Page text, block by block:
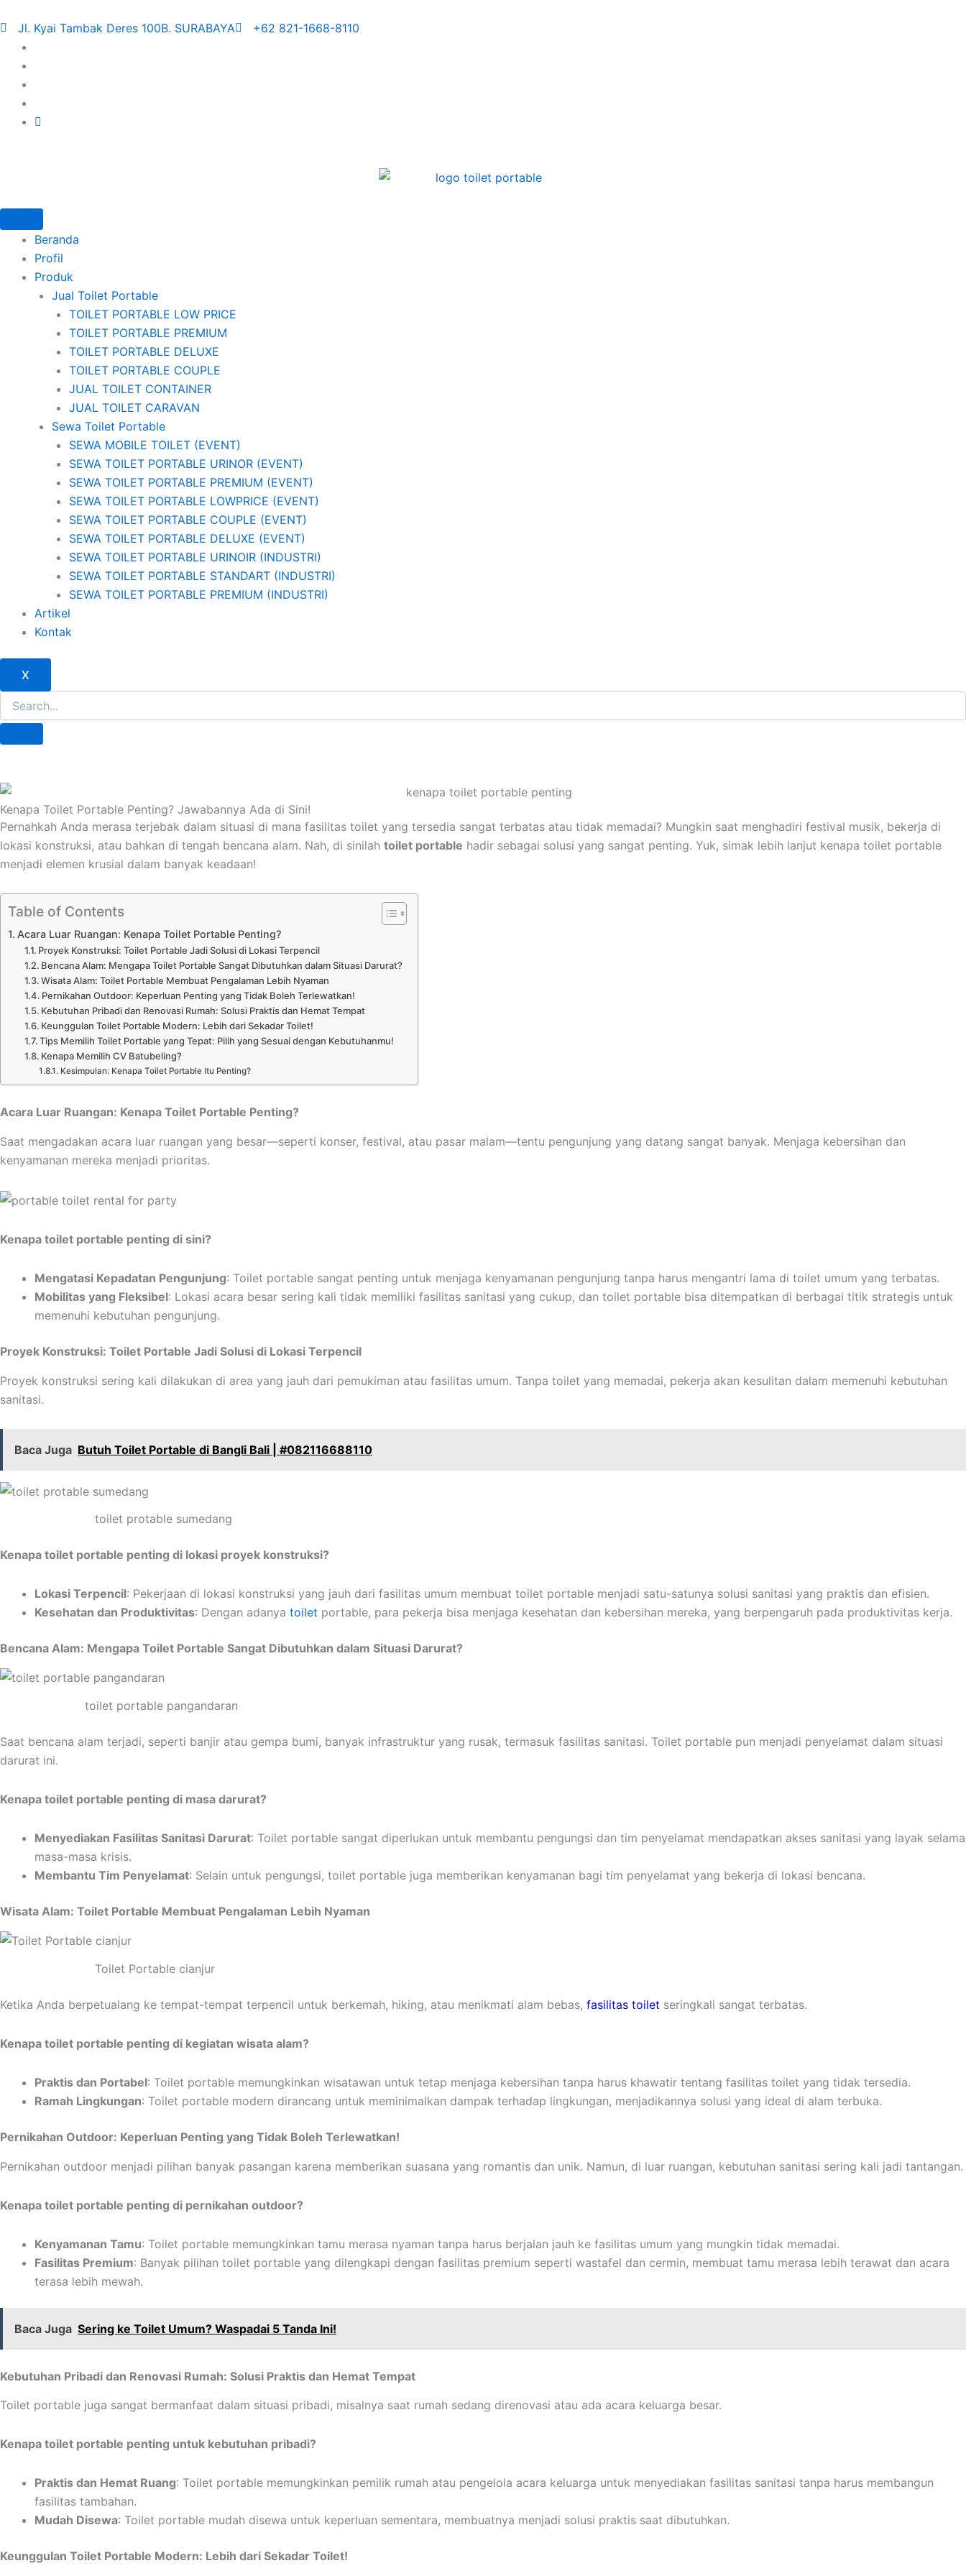
to
content
Jl. Kyai Tambak Deres 100B. SURABAYA +62 821-1668-8110
Beranda
Profil
Produk
Jual Toilet Portable
TOILET PORTABLE LOW PRICE
TOILET PORTABLE PREMIUM
TOILET PORTABLE DELUXE
TOILET PORTABLE COUPLE
JUAL TOILET CONTAINER
JUAL TOILET CARAVAN
Sewa Toilet Portable
SEWA MOBILE TOILET (EVENT)
SEWA TOILET PORTABLE URINOR (EVENT)
SEWA TOILET PORTABLE PREMIUM (EVENT)
SEWA TOILET PORTABLE LOWPRICE (EVENT)
SEWA TOILET PORTABLE COUPLE (EVENT)
SEWA TOILET PORTABLE DELUXE (EVENT)
SEWA TOILET PORTABLE URINOIR (INDUSTRI)
SEWA TOILET PORTABLE STANDART (INDUSTRI)
SEWA TOILET PORTABLE PREMIUM (INDUSTRI)
Artikel
Kontak
X
Kenapa Toilet Portable Penting? Jawabannya Ada di Sini!
Pernahkah Anda merasa terjebak dalam situasi di mana fasilitas toilet yang tersedia sangat terbatas atau tidak memadai? Mungkin saat menghadiri festival musik, bekerja di
lokasi konstruksi, atau bahkan di tengah bencana alam. Nah, di sinilah toilet portable hadir sebagai solusi yang sangat penting. Yuk, simak lebih lanjut kenapa toilet portable
menjadi elemen krusial dalam banyak keadaan!
Table of Contents
Acara Luar Ruangan: Kenapa Toilet Portable Penting?
Proyek Konstruksi: Toilet Portable Jadi Solusi di Lokasi Terpencil
Bencana Alam: Mengapa Toilet Portable Sangat Dibutuhkan dalam Situasi Darurat?
Wisata Alam: Toilet Portable Membuat Pengalaman Lebih Nyaman
Pernikahan Outdoor: Keperluan Penting yang Tidak Boleh Terlewatkan!
Kebutuhan Pribadi dan Renovasi Rumah: Solusi Praktis dan Hemat Tempat
Keunggulan Toilet Portable Modern: Lebih dari Sekadar Toilet!
Tips Memilih Toilet Portable yang Tepat: Pilih yang Sesuai dengan Kebutuhanmu!
Kenapa Memilih CV Batubeling?
Kesimpulan: Kenapa Toilet Portable Itu Penting?
Acara Luar Ruangan: Kenapa Toilet Portable Penting?
Saat mengadakan acara luar ruangan yang besar—seperti konser, festival, atau pasar malam—tentu pengunjung yang datang sangat banyak. Menjaga kebersihan dan
kenyamanan mereka menjadi prioritas.
Kenapa toilet portable penting di sini?
Mengatasi Kepadatan Pengunjung: Toilet portable sangat penting untuk menjaga kenyamanan pengunjung tanpa harus mengantri lama di toilet umum yang terbatas.
Mobilitas yang Fleksibel: Lokasi acara besar sering kali tidak memiliki fasilitas sanitasi yang cukup, dan toilet portable bisa ditempatkan di berbagai titik strategis untuk
memenuhi kebutuhan pengunjung.
Proyek Konstruksi: Toilet Portable Jadi Solusi di Lokasi Terpencil
Proyek konstruksi sering kali dilakukan di area yang jauh dari pemukiman atau fasilitas umum. Tanpa toilet yang memadai, pekerja akan kesulitan dalam memenuhi kebutuhan
sanitasi.
Baca Juga Butuh Toilet Portable di Bangli Bali | #082116688110
toilet protable sumedang
Kenapa toilet portable penting di lokasi proyek konstruksi?
Lokasi Terpencil: Pekerjaan di lokasi konstruksi yang jauh dari fasilitas umum membuat toilet portable menjadi satu-satunya solusi sanitasi yang praktis dan efisien.
Kesehatan dan Produktivitas: Dengan adanya toilet portable, para pekerja bisa menjaga kesehatan dan kebersihan mereka, yang berpengaruh pada produktivitas kerja.
Bencana Alam: Mengapa Toilet Portable Sangat Dibutuhkan dalam Situasi Darurat?
toilet portable pangandaran
Saat bencana alam terjadi, seperti banjir atau gempa bumi, banyak infrastruktur yang rusak, termasuk fasilitas sanitasi. Toilet portable pun menjadi penyelamat dalam situasi
darurat ini.
Kenapa toilet portable penting di masa darurat?
Menyediakan Fasilitas Sanitasi Darurat: Toilet portable sangat diperlukan untuk membantu pengungsi dan tim penyelamat mendapatkan akses sanitasi yang layak selama
masa-masa krisis.
Membantu Tim Penyelamat: Selain untuk pengungsi, toilet portable juga memberikan kenyamanan bagi tim penyelamat yang bekerja di lokasi bencana.
Wisata Alam: Toilet Portable Membuat Pengalaman Lebih Nyaman
Toilet Portable cianjur
Ketika Anda berpetualang ke tempat-tempat terpencil untuk berkemah, hiking, atau menikmati alam bebas, fasilitas toilet seringkali sangat terbatas.
Kenapa toilet portable penting di kegiatan wisata alam?
Praktis dan Portabel: Toilet portable memungkinkan wisatawan untuk tetap menjaga kebersihan tanpa harus khawatir tentang fasilitas toilet yang tidak tersedia.
Ramah Lingkungan: Toilet portable modern dirancang untuk meminimalkan dampak terhadap lingkungan, menjadikannya solusi yang ideal di alam terbuka.
Pernikahan Outdoor: Keperluan Penting yang Tidak Boleh Terlewatkan!
Pernikahan outdoor menjadi pilihan banyak pasangan karena memberikan suasana yang romantis dan unik. Namun, di luar ruangan, kebutuhan sanitasi sering kali jadi tantangan.
Kenapa toilet portable penting di pernikahan outdoor?
Kenyamanan Tamu: Toilet portable memungkinkan tamu merasa nyaman tanpa harus berjalan jauh ke fasilitas umum yang mungkin tidak memadai.
Fasilitas Premium: Banyak pilihan toilet portable yang dilengkapi dengan fasilitas premium seperti wastafel dan cermin, membuat tamu merasa lebih terawat dan acara
terasa lebih mewah.
Baca Juga Sering ke Toilet Umum? Waspadai 5 Tanda Ini!
Kebutuhan Pribadi dan Renovasi Rumah: Solusi Praktis dan Hemat Tempat
Toilet portable juga sangat bermanfaat dalam situasi pribadi, misalnya saat rumah sedang direnovasi atau ada acara keluarga besar.
Kenapa toilet portable penting untuk kebutuhan pribadi?
Praktis dan Hemat Ruang: Toilet portable memungkinkan pemilik rumah atau pengelola acara keluarga untuk menyediakan fasilitas sanitasi tanpa harus membangun
fasilitas tambahan.
Mudah Disewa: Toilet portable mudah disewa untuk keperluan sementara, membuatnya menjadi solusi praktis saat dibutuhkan.
Keunggulan Toilet Portable Modern: Lebih dari Sekadar Toilet!